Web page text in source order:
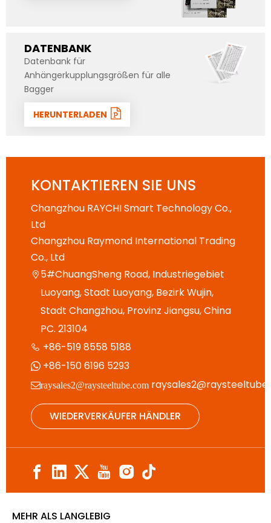
DATENBANK
Datenbank für
Anhängerkupplungsgrößen für alle
Bagger
HERUNTERLADEN
KONTAKTIEREN SIE UNS
Changzhou RAYCHI Smart Technology Co.,
Ltd
Changzhou Raymond International Trading
Co., Ltd
 5#ChuangSheng Road, Industriegebiet
Luoyang, Stadt Luoyang, Bezirk Wujin,
Stadt Changzhou, Provinz Jiangsu, China
PC. 213104
 +86-519 8558 5188
 +86-150 6196 5293
raysales2@raysteeltube.com
WIEDERVERKÄUFER HÄNDLER
MEHR ALS LANGLEBIG